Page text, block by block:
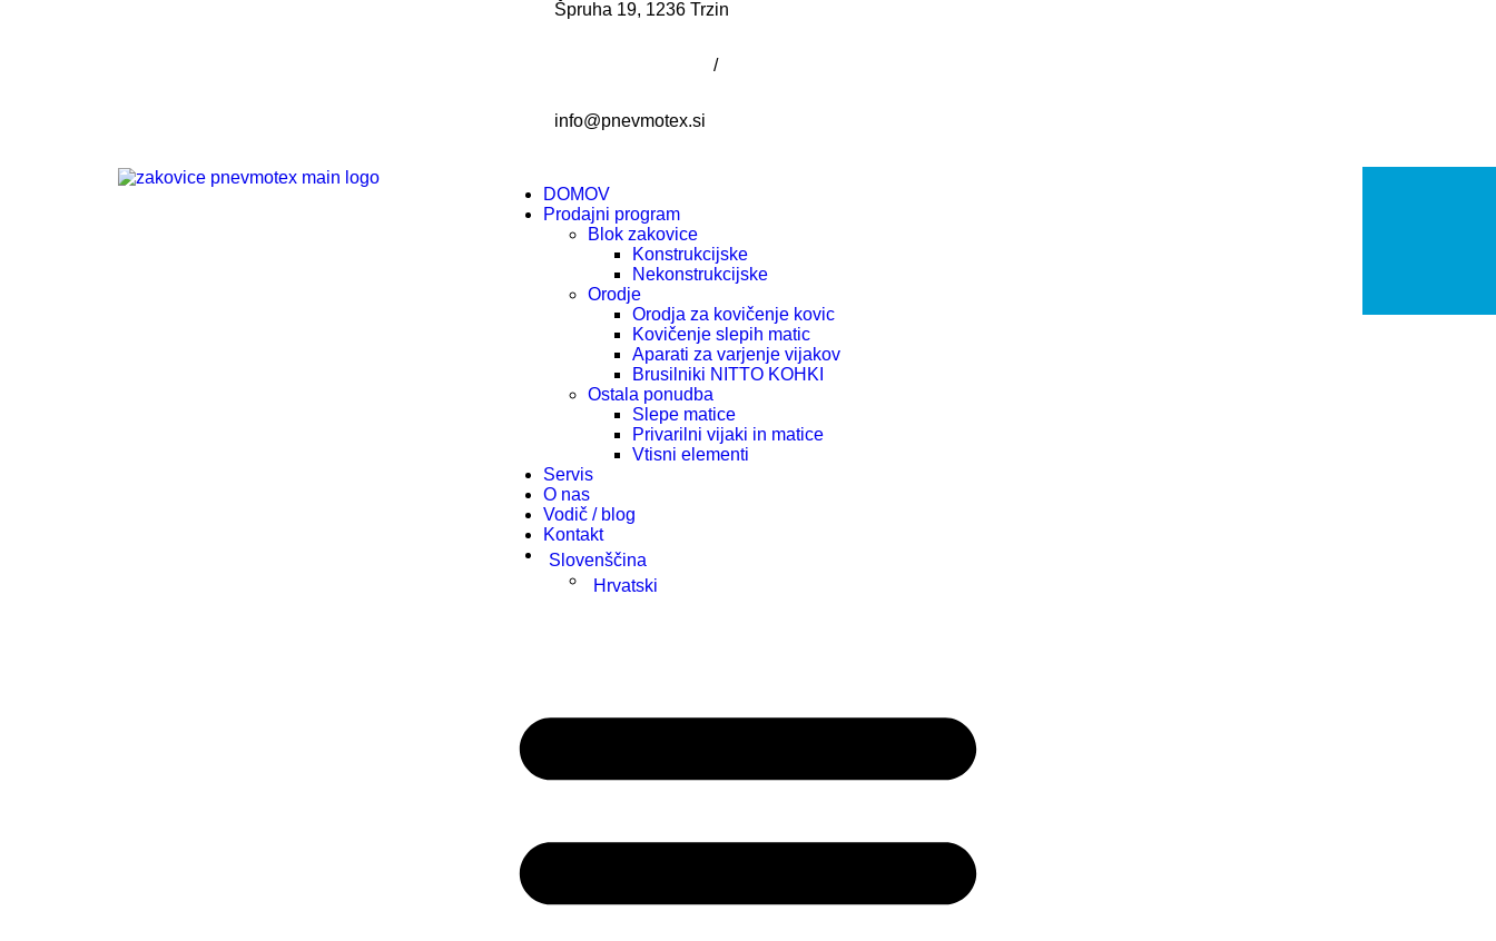
Špruha 19, 1236 Trzin
/
info@pnevmotex.si
DOMOV
Prodajni program
Blok zakovice
Konstrukcijske
Nekonstrukcijske
Orodje
Orodja za kovičenje kovic
Kovičenje slepih matic
Aparati za varjenje vijakov
Brusilniki NITTO KOHKI
Ostala ponudba
Slepe matice
Privarilni vijaki in matice
Vtisni elementi
Servis
O nas
Vodič / blog
Kontakt
Slovenščina
Hrvatski